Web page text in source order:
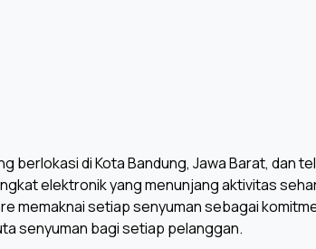
di Kota Bandung, Jawa Barat, dan
elektronik yang menunjang aktivitas
memaknai setiap senyuman sebagai
senyuman bagi setiap pelanggan.